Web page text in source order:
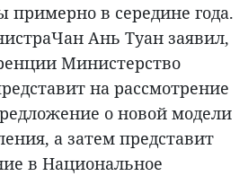
примерно в середине года.
Ань Туан заявил,
Министерство
на рассмотрение
о новой модели
а затем представит
в Национальное